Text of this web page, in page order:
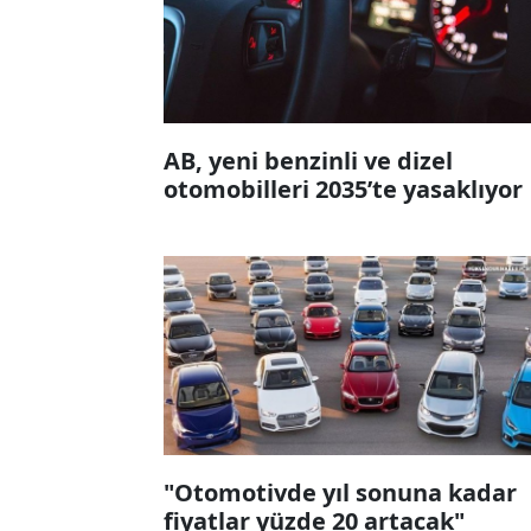
AB, yeni benzinli ve dizel
otomobilleri 2035’te yasaklıyor
"Otomotivde yıl sonuna kadar
fiyatlar yüzde 20 artacak"